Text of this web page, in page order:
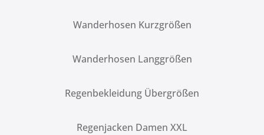
Wanderhosen Kurzgrößen
Wanderhosen Langgrößen
Regenbekleidung Übergrößen
Regenjacken Damen XXL